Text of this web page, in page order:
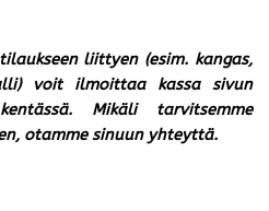
liittyen (esim. kangas,
voit ilmoittaa kassa sivun
Mikäli tarvitsemme
otamme sinuun yhteyttä.